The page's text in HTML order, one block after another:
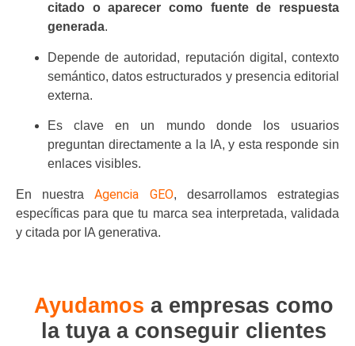
citado o aparecer como fuente de respuesta
generada.
Depende de autoridad, reputación digital, contexto
semántico, datos estructurados y presencia editorial
externa.
Es clave en un mundo donde los usuarios
preguntan directamente a la IA, y esta responde sin
enlaces visibles.
En nuestraAgencia GEO, desarrollamos estrategias
específicas para que tu marca sea interpretada, validada
y citada por IA generativa.
Ayudamos a empresas como
la tuya a conseguir clientes